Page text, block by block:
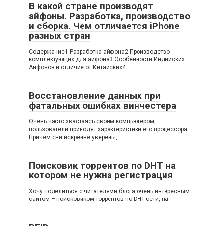
В какой стране производят
айфоны. Разработка, производство
и сборка. Чем отличается iPhone
разных стран
Содержание1 Разработка айфона2 Производство
комплектующих для айфона3 Особенности Индийских
Айфонов и отличие от Китайских4
Восстановление данных при
фатальных ошибках винчестера
Очень часто хвастаясь своим компьютером,
пользователи приводят характеристики его процессора.
Причем они искренне уверены,
Поисковик торрентов по DHT на
котором не нужна регистрация
Хочу поделиться с читателями блога очень интересным
сайтом – поисковиком торрентов по DHT-сети, на